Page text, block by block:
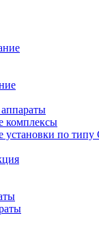
комплексы
установки по типу